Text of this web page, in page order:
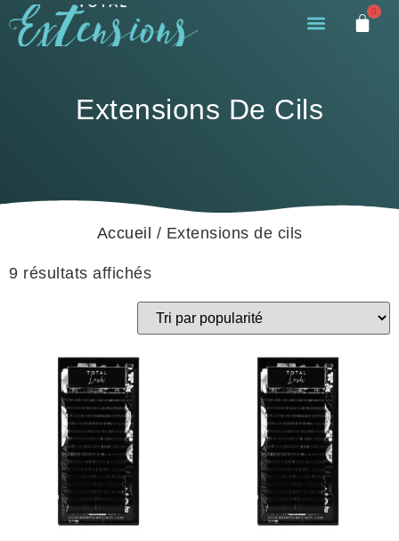
0
Extensions De Cils
Accueil / Extensions de cils
9 résultats affichés